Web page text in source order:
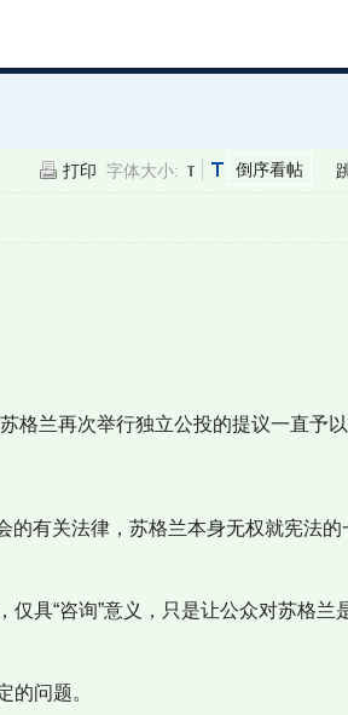
认
倒序看帖
打印 字体大小:
兰再次举行独立公投的提议一直予以
有关法律，苏格兰本身无权就宪法的
具“咨询”意义，只是让公众对苏格兰
的问题。